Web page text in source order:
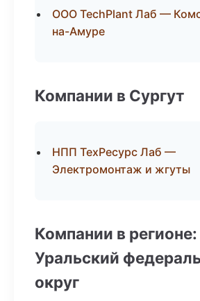
ООО TechPlant Лаб —
на-Амуре
Компании в Сургут
НПП ТехРесурс Лаб —
Электромонтаж и жгуты
Компании в регионе:
Уральский
округ